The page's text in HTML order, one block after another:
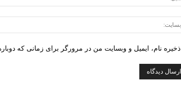
ذخیره نام، ایمیل و وبسایت من در مرورگر برای زمانی که